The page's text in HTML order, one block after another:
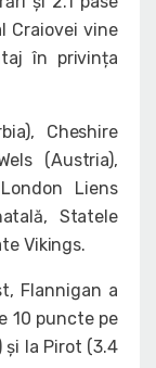
Craiovei vine
în privința
Cheshire
(Austria),
Liens
Statele
Vikings.
Flannigan a
10 puncte pe
și la Pirot (3.4